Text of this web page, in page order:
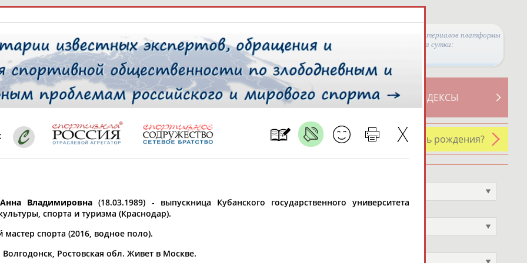
Просмотры материалов платформы
за сутки:
СВОДНЫЕ ИНДЕКСЫ
ТАБЛО АКТИВНОСТИ
РЕСУРСНАЯ ПЛОЩАДКА
У кого сегодня день рождения?
* для действующих спортсменов
рождения
Владимировна (18.03.1989) - выпускница Кубанского государственного университета
спорта и туризма (Краснодар).
спорта (2016, водное поло).
Волгодонск, Ростовская обл. Живет в Москве.